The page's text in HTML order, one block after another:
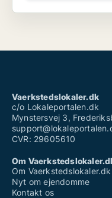
Vaerkstedslokaler.dk
c/o Lokaleportalen.dk
Mynstersvej 3,
CVR: 29605610
Om
Om Vaerkstedslokaler.dk
Nyt om ejendomme
Kontakt os